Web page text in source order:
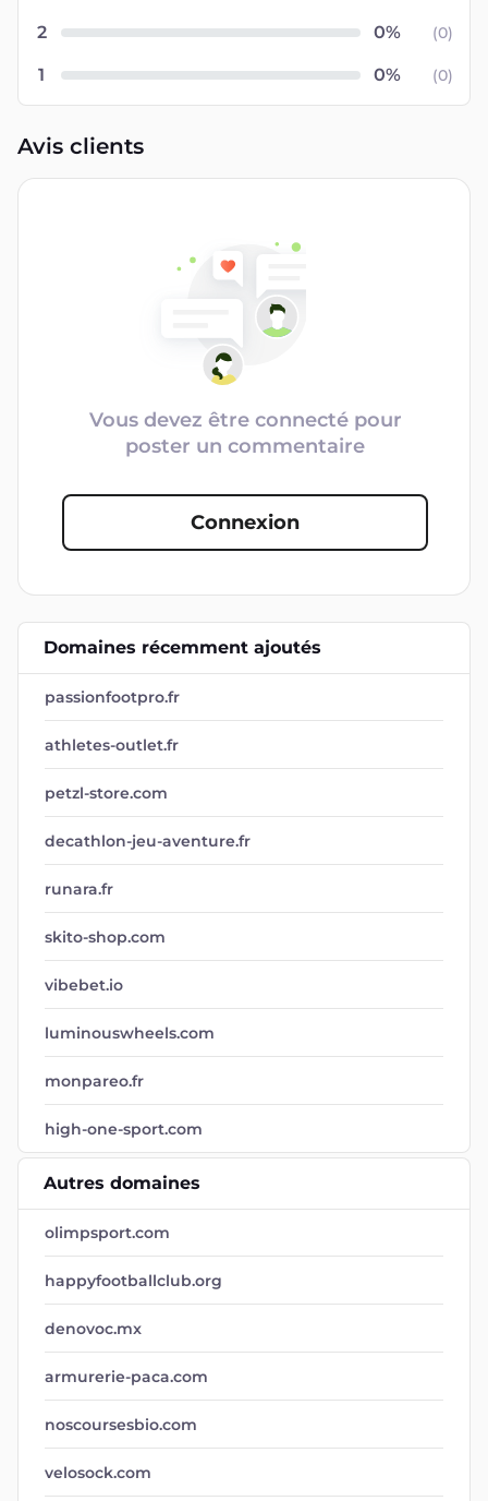
2 (0)
1 (0)
Avis clients
Vous devez être connecté pour
poster un commentaire
Connexion
Domaines récemment ajoutés
passionfootpro.fr
athletes-outlet.fr
petzl-store.com
decathlon-jeu-aventure.fr
runara.fr
skito-shop.com
vibebet.io
luminouswheels.com
monpareo.fr
high-one-sport.com
Autres domaines
olimpsport.com
happyfootballclub.org
denovoc.mx
armurerie-paca.com
noscoursesbio.com
velosock.com